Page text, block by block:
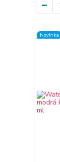
Novinka